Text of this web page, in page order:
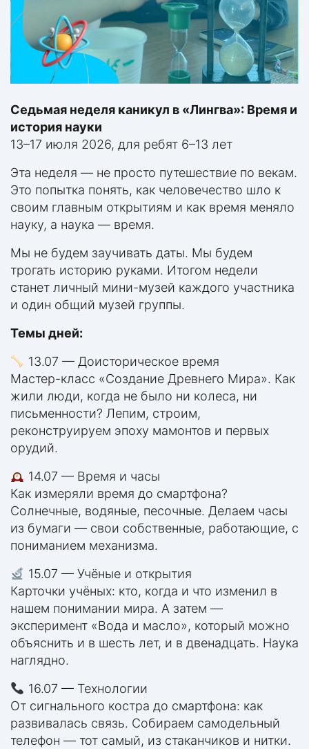
Седьмая неделя каникул в «Лингва»: Время и
история науки
13–17 июля 2026, для ребят 6–13 лет
Эта неделя — не просто путешествие по векам.
Это попытка понять, как человечество шло к
своим главным открытиям и как время меняло
науку, а наука — время.
Мы не будем заучивать даты. Мы будем
трогать историю руками. Итогом недели
станет личный мини-музей каждого участника
и один общий музей группы.
Темы дней:
13.07 — Доисторическое время
Мастер-класс «Создание Древнего Мира». Как
жили люди, когда не было ни колеса, ни
письменности? Лепим, строим,
реконструируем эпоху мамонтов и первых
орудий.
14.07 — Время и часы
Как измеряли время до смартфона?
Солнечные, водяные, песочные. Делаем часы
из бумаги — свои собственные, работающие, с
пониманием механизма.
15.07 — Учёные и открытия
Карточки учёных: кто, когда и что изменил в
нашем понимании мира. А затем —
эксперимент «Вода и масло», который можно
объяснить и в шесть лет, и в двенадцать. Наука
наглядно.
16.07 — Технологии
От сигнального костра до смартфона: как
развивалась связь. Собираем самодельный
телефон — тот самый, из стаканчиков и нитки.